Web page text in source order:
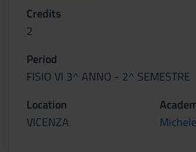
Credits
2
Period
FISIO VI 3^ ANNO - 2^ SEMESTRE
Location
VICENZA